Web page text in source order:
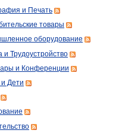
и Печать
товары
оборудование
и Трудоустройство
и Конференции
Дети